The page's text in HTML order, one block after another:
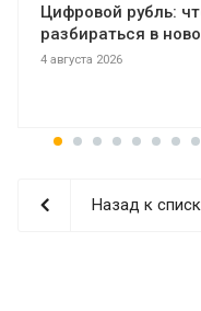
Цифровой рубль:
разбираться в
4 августа 2026
Назад к